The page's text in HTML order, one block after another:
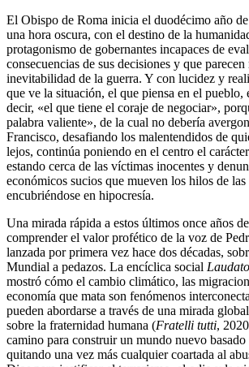
El Obispo de Roma inicia el duodécimo año
una hora oscura, con el destino de la
protagonismo de gobernantes incapaces de
consecuencias de sus decisiones y que parecen
inevitabilidad de la guerra. Y con lucidez y
que ve la situación, el que piensa en el pueblo,
decir, «el que tiene el coraje de negociar»,
palabra valiente», de la cual no debería
Francisco, desafiando los malentendidos de
lejos, continúa poniendo en el centro el
estando cerca de las víctimas inocentes y
económicos sucios que mueven los hilos de las
encubriéndose en hipocresía.
Una mirada rápida a estos últimos once años
comprender el valor profético de la voz de
lanzada por primera vez hace dos décadas,
Mundial a pedazos. La encíclica social
mostró cómo el cambio climático, las
economía que mata son fenómenos
pueden abordarse a través de una mirada
sobre la fraternidad humana (Fratelli tutti,
camino para construir un mundo nuevo
quitando una vez más cualquier coartada al